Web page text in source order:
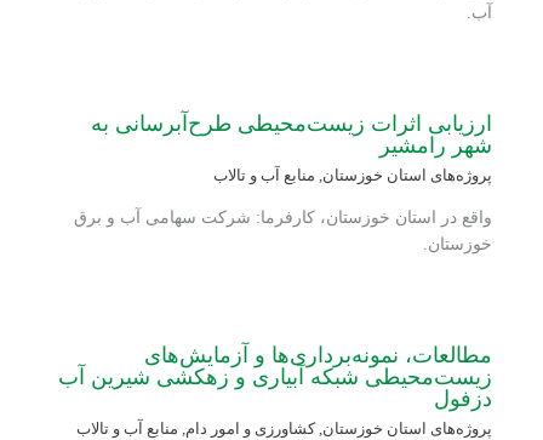
آب.
ارزیابی اثرات زیست‌محیطی طرح‌آبرسانی به
شهر رامشیر
پروژه‌های استان خوزستان, منابع آب و تالاب
واقع در استان خوزستان، کارفرما: شرکت سهامی آب و برق
خوزستان.
مطالعات، نمونه‌برداری‌ها و آزمایش‌های
زیست‌محیطی شبکه آبیاری و زهکشی شیرین آب
دزفول
پروژه‌های استان خوزستان,کشاورزی و امور دام, منابع آب و تالاب